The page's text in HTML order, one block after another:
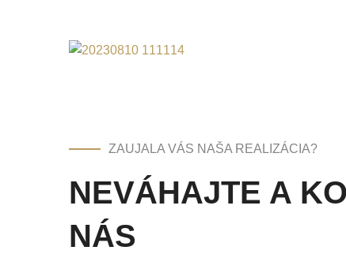
ZAUJALA VÁS NAŠA REALIZÁCIA?
NEVÁHAJTE A
NÁS